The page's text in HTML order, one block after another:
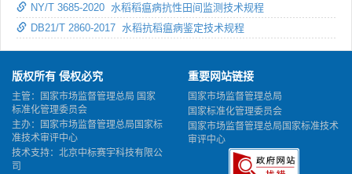
NY/T 3685-2020 水稻稻瘟病抗性田间监测技术规程
DB21/T 2860-2017 水稻抗稻瘟病鉴定技术规程
版权所有 侵权必究
主管：国家市场监督管理总局 国家
标准化管理委员会
主办：国家市场监督管理总局国家标
准技术审评中心
技术支持：北京中标赛宇科技有限公
司
重要网站链接
国家市场监督管理总局
国家标准化管理委员会
国家市场监督管理总局国家标准技术
审评中心